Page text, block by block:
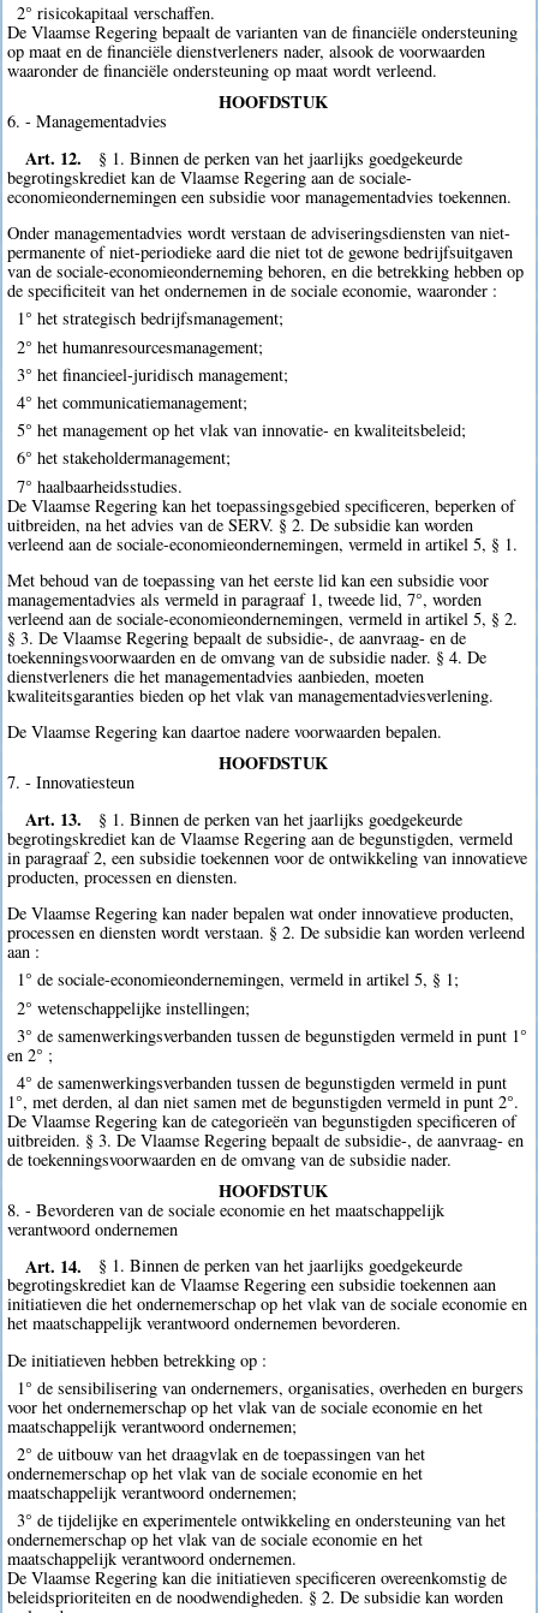
2° risicokapitaal verschaffen.
De Vlaamse Regering bepaalt de varianten van de financiële ondersteuning
op maat en de financiële dienstverleners nader, alsook de voorwaarden
waaronder de financiële ondersteuning op maat wordt verleend.
HOOFDSTUK
6. - Managementadvies
Art. 12.
§ 1. Binnen de perken van het jaarlijks goedgekeurde
begrotingskrediet kan de Vlaamse Regering aan de sociale-
economieondernemingen een subsidie voor managementadvies toekennen.
Onder managementadvies wordt verstaan de adviseringsdiensten van niet-
permanente of niet-periodieke aard die niet tot de gewone bedrijfsuitgaven
van de sociale-economieonderneming behoren, en die betrekking hebben op
de specificiteit van het ondernemen in de sociale economie, waaronder :
1° het strategisch bedrijfsmanagement;
2° het humanresourcesmanagement;
3° het financieel-juridisch management;
4° het communicatiemanagement;
5° het management op het vlak van innovatie- en kwaliteitsbeleid;
6° het stakeholdermanagement;
7° haalbaarheidsstudies.
De Vlaamse Regering kan het toepassingsgebied specificeren, beperken of
uitbreiden, na het advies van de SERV. § 2. De subsidie kan worden
verleend aan de sociale-economieondernemingen, vermeld in artikel 5, § 1.
Met behoud van de toepassing van het eerste lid kan een subsidie voor
managementadvies als vermeld in paragraaf 1, tweede lid, 7°, worden
verleend aan de sociale-economieondernemingen, vermeld in artikel 5, § 2.
§ 3. De Vlaamse Regering bepaalt de subsidie-, de aanvraag- en de
toekenningsvoorwaarden en de omvang van de subsidie nader. § 4. De
dienstverleners die het managementadvies aanbieden, moeten
kwaliteitsgaranties bieden op het vlak van managementadviesverlening.
De Vlaamse Regering kan daartoe nadere voorwaarden bepalen.
HOOFDSTUK
7. - Innovatiesteun
Art. 13.
§ 1. Binnen de perken van het jaarlijks goedgekeurde
begrotingskrediet kan de Vlaamse Regering aan de begunstigden, vermeld
in paragraaf 2, een subsidie toekennen voor de ontwikkeling van innovatieve
producten, processen en diensten.
De Vlaamse Regering kan nader bepalen wat onder innovatieve producten,
processen en diensten wordt verstaan. § 2. De subsidie kan worden verleend
aan :
1° de sociale-economieondernemingen, vermeld in artikel 5, § 1;
2° wetenschappelijke instellingen;
3° de samenwerkingsverbanden tussen de begunstigden vermeld in punt 1°
en 2° ;
4° de samenwerkingsverbanden tussen de begunstigden vermeld in punt
1°, met derden, al dan niet samen met de begunstigden vermeld in punt 2°.
De Vlaamse Regering kan de categorieën van begunstigden specificeren of
uitbreiden. § 3. De Vlaamse Regering bepaalt de subsidie-, de aanvraag- en
de toekenningsvoorwaarden en de omvang van de subsidie nader.
HOOFDSTUK
8. - Bevorderen van de sociale economie en het maatschappelijk
verantwoord ondernemen
Art. 14.
§ 1. Binnen de perken van het jaarlijks goedgekeurde
begrotingskrediet kan de Vlaamse Regering een subsidie toekennen aan
initiatieven die het ondernemerschap op het vlak van de sociale economie en
het maatschappelijk verantwoord ondernemen bevorderen.
De initiatieven hebben betrekking op :
1° de sensibilisering van ondernemers, organisaties, overheden en burgers
voor het ondernemerschap op het vlak van de sociale economie en het
maatschappelijk verantwoord ondernemen;
2° de uitbouw van het draagvlak en de toepassingen van het
ondernemerschap op het vlak van de sociale economie en het
maatschappelijk verantwoord ondernemen;
3° de tijdelijke en experimentele ontwikkeling en ondersteuning van het
ondernemerschap op het vlak van de sociale economie en het
maatschappelijk verantwoord ondernemen.
De Vlaamse Regering kan die initiatieven specificeren overeenkomstig de
beleidsprioriteiten en de noodwendigheden. § 2. De subsidie kan worden